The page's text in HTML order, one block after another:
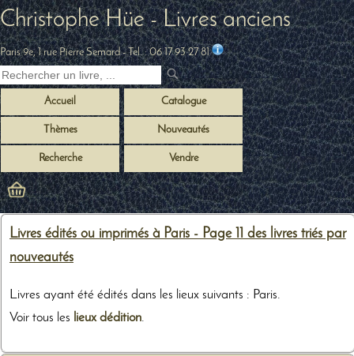
Christophe Hüe - Livres anciens
Paris 9e, 1 rue Pierre Semard- Tel. :06 17 93 27 81
Accueil Catalogue
Thèmes Nouveautés
Recherche Vendre
Livres édités ou imprimés à Paris - Page 11 des livres triés par
nouveautés
Livres ayant été édités dans les lieux suivants : Paris.
Voir tous les lieux dédition.